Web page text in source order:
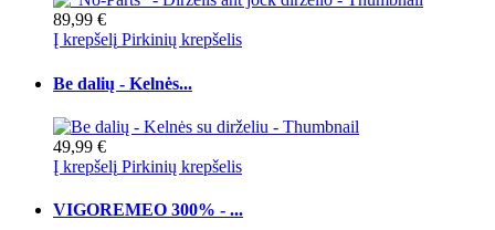
89,99 €
Į krepšelį Pirkinių krepšelis
Be dalių - Kelnės...
49,99 €
Į krepšelį Pirkinių krepšelis
VIGOREMEO 300% - ...